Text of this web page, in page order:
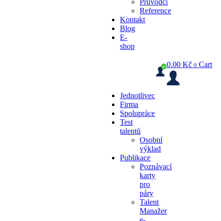
Průvodci
Reference
Kontakt
Blog
E-
shop
Jednotlivec
Firma
Spolupráce
Test
talentů
Osobní
výklad
Publikace
Poznávací
karty
pro
páry
Talent
Manažer
0.00 Kč 0 Cart